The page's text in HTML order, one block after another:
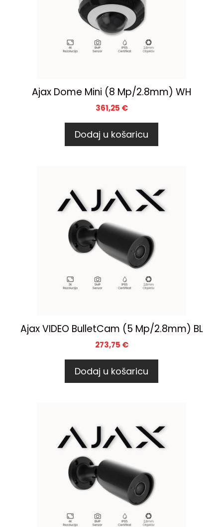
Ajax Dome Mini (8 Mp/2.8mm) WH
361,25 €
Dodaj u košaricu
Ajax VIDEO BulletCam (5 Mp/2.8mm) BL
273,75 €
Dodaj u košaricu